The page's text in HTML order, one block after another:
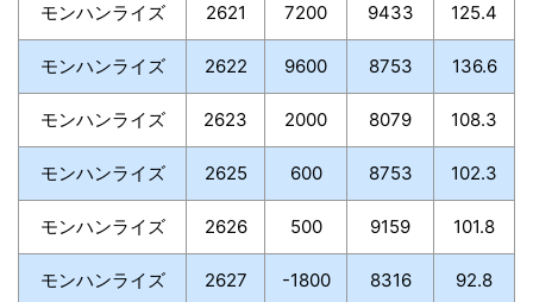
モンハンライズ 2621 7200 9433 125.4
モンハンライズ 2622 9600 8753 136.6
モンハンライズ 2623 2000 8079 108.3
モンハンライズ 2625 600 8753 102.3
モンハンライズ 2626 500 9159 101.8
モンハンライズ 2627 -1800 8316 92.8